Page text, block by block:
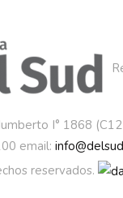
I° 1868
email:
reservados.